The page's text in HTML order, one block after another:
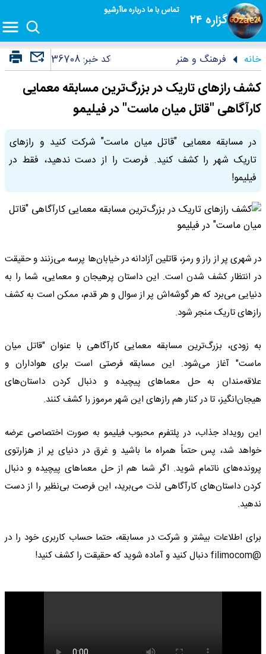
گزاره ۲۴
تماس با مادرباره ماآرشیو
خانه فرهنگ و هنر کد خبر:36708
کشف رازهای تاریک در بزرگ‌ترین مسابقه معمایی
کارآگاهی "قاتل میان ماست" در فیلیمو
در مسابقه معمایی "قاتل میان ماست" شرکت کنید و رازهای
تاریک شهر را کشف کنید. فرصت را از دست ندهید، فقط در
فیلیمو!
در شهری پر از راز و رمز، قاتلین آزادانه در خیابان‌ها پرسه می‌زنند و حقیقت
در انتظار کشف شدن است. این داستان پرهیجان و معمایی، شما را به
دنیایی می‌برد که هر گوشه‌اش پر از سوال و هر قدم، ممکن است به کشف
رازهای تاریک منجر شود.
به زودی، بزرگ‌ترین مسابقه معمایی کارآگاهی با عنوان "قاتل میان
ماست" آغاز می‌شود. این مسابقه فرصتی است برای هواداران و
علاقه‌مندان به حل معماهای پیچیده و دنبال کردن داستان‌های
هیجان‌انگیز، تا در کنار هم رازهای این شهر مرموز را کشف کنند.
این رویداد جذاب، در پلتفرم محبوب فیلیمو به صورت اختصاصی عرضه
خواهد شد، پس حتماً همراه ما باشید و غرق در دنیای پر از هزارتوی
پرونده‌های ناتمام شوید. اگر شما هم از حل معماهای پیچیده و دنبال
کردن داستان‌های کارآگاهی لذت می‌برید، این فرصت بی‌نظیر را از دست
ندهید.
برای اطلاعات بیشتر و شرکت در مسابقه، حتما حساب کاربری خود را در
@filimocom دنبال کنید و آماده شوید که حقیقت را کشف کنید!